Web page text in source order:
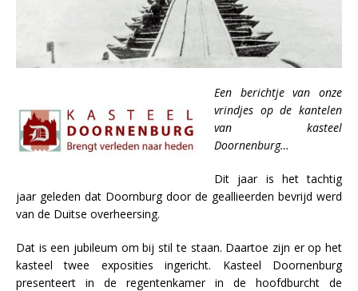
Een berichtje van onze
vrindjes op de kantelen
van kasteel
Doornenburg…
Dit jaar is het tachtig
jaar geleden dat Doornburg door de geallieerden bevrijd werd
van de Duitse overheersing.
Dat is een jubileum om bij stil te staan. Daartoe zijn er op het
kasteel twee exposities ingericht. Kasteel Doornenburg
presenteert in de regentenkamer in de hoofdburcht de